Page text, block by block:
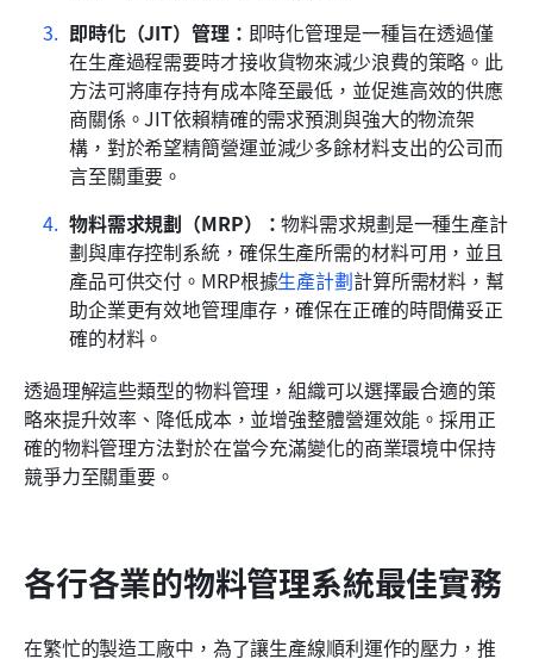
即時化（JIT）管理： 即時化管理是一種旨在透過僅
在生產過程需要時才接收貨物來減少浪費的策略。此
方法可將庫存持有成本降至最低，並促進高效的供應
商關係。JIT依賴精確的需求預測與強大的物流架
構，對於希望精簡營運並減少多餘材料支出的公司而
言至關重要。
物料需求規劃（MRP）：物料需求規劃是一種生產計
劃與庫存控制系統，確保生產所需的材料可用，並且
產品可供交付。MRP根據生產計劃計算所需材料，幫
助企業更有效地管理庫存，確保在正確的時間備妥正
確的材料。
透過理解這些類型的物料管理，組織可以選擇最合適的策
略來提升效率、降低成本，並增強整體營運效能。採用正
確的物料管理方法對於在當今充滿變化的商業環境中保持
競爭力至關重要。
各行各業的物料管理系統最佳實務
在繁忙的製造工廠中，為了讓生產線順利運作的壓力，推